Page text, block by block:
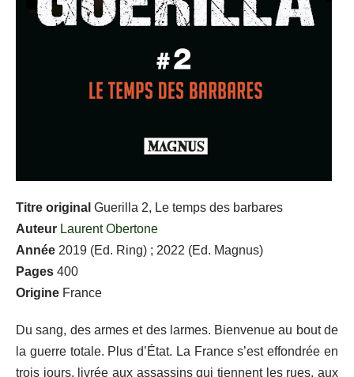
Titre original Guerilla 2, Le temps des barbares
Auteur Laurent Obertone
Année 2019 (Ed. Ring) ; 2022 (Ed. Magnus)
Pages 400
Origine France
Du sang, des armes et des larmes. Bienvenue au bout de
la guerre totale. Plus d’État. La France s’est effondrée en
trois jours, livrée aux assassins qui tiennent les rues, aux